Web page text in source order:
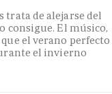
trata de alejarse del
consigue. El músico,
el verano perfecto
el invierno